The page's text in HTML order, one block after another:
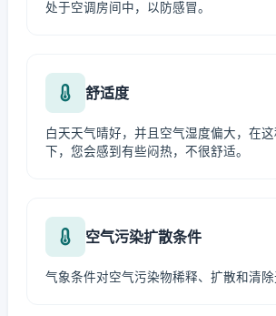
处于空调房间中，以防感冒。
舒适度
白天天气晴好，并且空气湿度偏大，在
下，您会感到有些闷热，不很舒适。
空气污染扩散条件
气象条件对空气污染物稀释、扩散和清除